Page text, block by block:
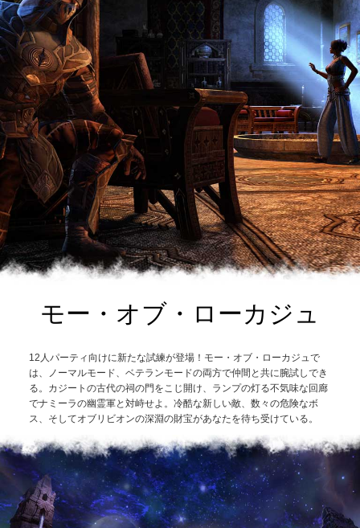
モー・オブ・ローカジュ
12人パーティ向けに新たな試練が登場！モー・オブ・ローカジュで
は、ノーマルモード、ベテランモードの両方で仲間と共に腕試しでき
る。カジートの古代の祠の門をこじ開け、ランプの灯る不気味な回廊
でナミーラの幽霊軍と対峙せよ。冷酷な新しい敵、数々の危険なボ
ス、そしてオブリビオンの深淵の財宝があなたを待ち受けている。